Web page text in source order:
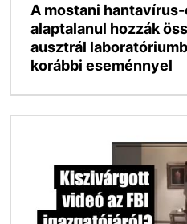
A mostani
alaptalanul hozzák
ausztrál
korábbi eseménnyel